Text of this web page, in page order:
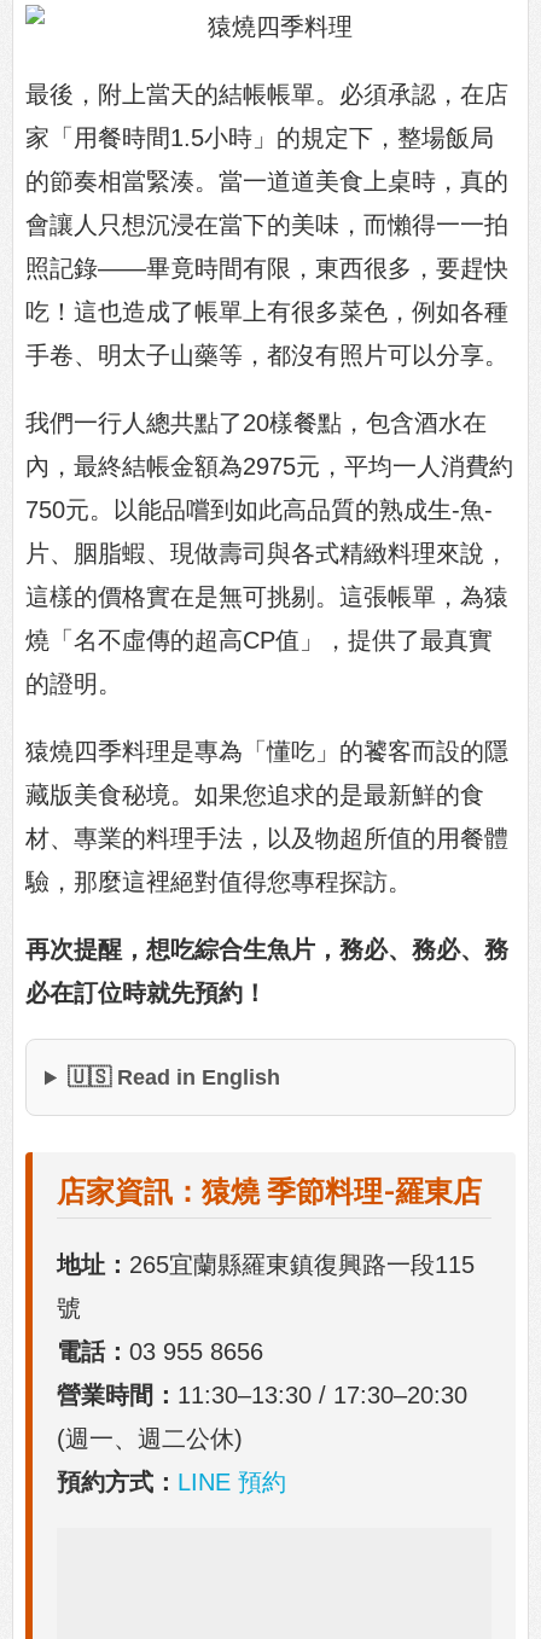
最後，附上當天的結帳帳單。必須承認，在店
家「用餐時間1.5小時」的規定下，整場飯局
的節奏相當緊湊。當一道道美食上桌時，真的
會讓人只想沉浸在當下的美味，而懶得一一拍
照記錄——畢竟時間有限，東西很多，要趕快
吃！這也造成了帳單上有很多菜色，例如各種
手卷、明太子山藥等，都沒有照片可以分享。
我們一行人總共點了20樣餐點，包含酒水在
內，最終結帳金額為2975元，平均一人消費約
750元。以能品嚐到如此高品質的熟成生-魚-
片、胭脂蝦、現做壽司與各式精緻料理來說，
這樣的價格實在是無可挑剔。這張帳單，為猿
燒「名不虛傳的超高CP值」，提供了最真實
的證明。
猿燒四季料理是專為「懂吃」的饕客而設的隱
藏版美食秘境。如果您追求的是最新鮮的食
材、專業的料理手法，以及物超所值的用餐體
驗，那麼這裡絕對值得您專程探訪。
再次提醒，想吃綜合生魚片，務必、務必、務
必在訂位時就先預約！
🇺🇸 Read in English
店家資訊：猿燒 季節料理-羅東店
地址： 265宜蘭縣羅東鎮復興路一段115
號
電話： 03 955 8656
營業時間： 11:30–13:30 / 17:30–20:30
(週一、週二公休)
預約方式： LINE 預約